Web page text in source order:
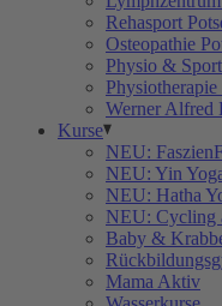
Rehasport
Osteopathie
Physio &
Werner Alfred
Kurse
NEU:
NEU: Yin
NEU: Hatha
NEU: Cycling
Baby &
Mama Aktiv